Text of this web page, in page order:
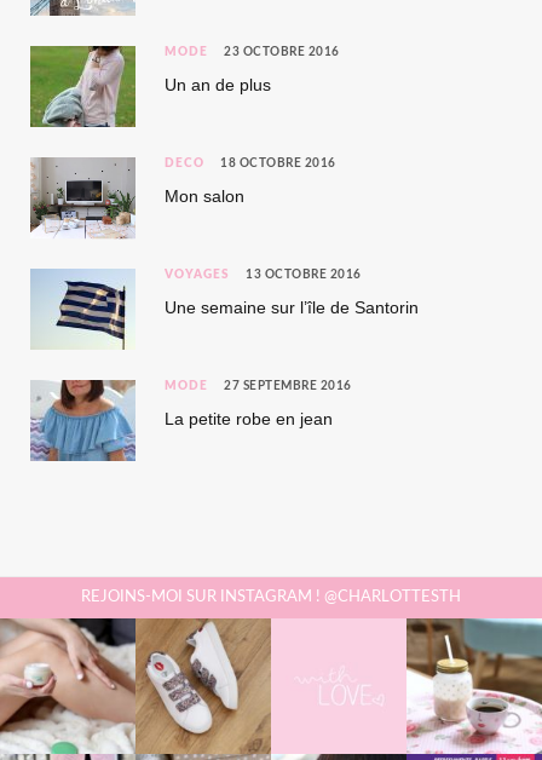
MODE 23 OCTOBRE 2016
Un an de plus
DÉCO 18 OCTOBRE 2016
Mon salon
VOYAGES 13 OCTOBRE 2016
Une semaine sur l’île de Santorin
MODE 27 SEPTEMBRE 2016
La petite robe en jean
REJOINS-MOI SUR INSTAGRAM ! @CHARLOTTESTH